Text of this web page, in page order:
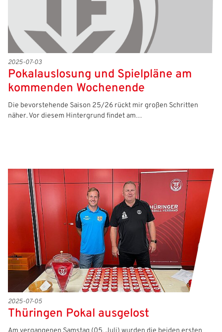
2025-07-03
Pokalauslosung und Spielpläne am
kommenden Wochenende
Die bevorstehende Saison 25/26 rückt mir großen Schritten
näher. Vor diesem Hintergrund findet am…
2025-07-05
Thüringen Pokal ausgelost